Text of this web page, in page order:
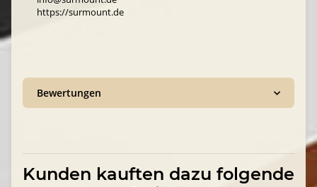
https://surmount.de
Bewertungen
Kunden kauften dazu folgende